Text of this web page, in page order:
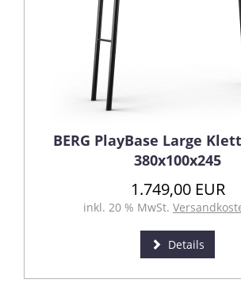
BERG PlayBase Large
380x100x245
1.749,00 EUR
inkl. 20 % MwSt.
Details